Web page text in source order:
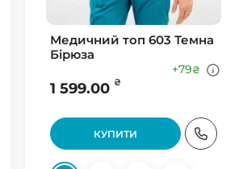
Медичний топ 603 Темна
Бірюза
1 599.00 ₴
+79₴
КУПИТИ